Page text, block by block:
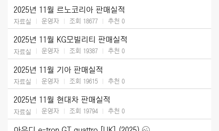
2025년 11월 르노코리아 판매실적
자료실 운영자 조회 18677 추천 0
2025년 11월 KG모빌리티 판매실적
자료실 운영자 조회 19387 추천 0
2025년 11월 기아 판매실적
자료실 운영자 조회 19615 추천 0
2025년 11월 현대차 판매실적
자료실 운영자 조회 19794 추천 0